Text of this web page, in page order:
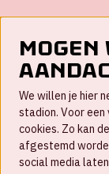
Mogen
We willen je hier
stadion. Voor
cookies. Zo kan
afgestemd
social media